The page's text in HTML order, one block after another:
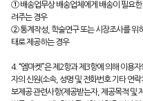
① 배송업무상 배송업체에게 배송이 필요
려주는 경우
② 통계작성, 학술연구 또는 시장조사를 위
태로 제공하는 경우
4. “엠마켓”은 제2항과 제3항에 의해 이용
자의 신원(소속, 성명 및 전화번호 기타 연
보제공 관련사항(제공받는자, 제공목적 및